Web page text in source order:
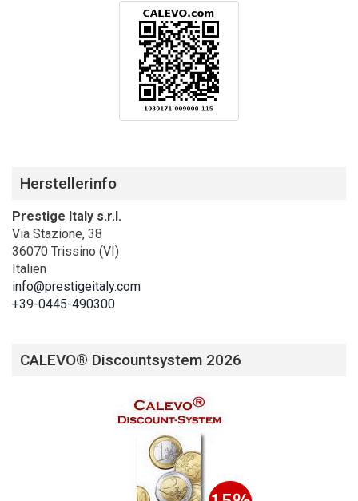
Herstellerinfo
Prestige Italy s.r.l.
Via Stazione, 38
36070 Trissino (VI)
Italien
info@prestigeitaly.com
+39-0445-490300
CALEVO® Discountsystem 2026